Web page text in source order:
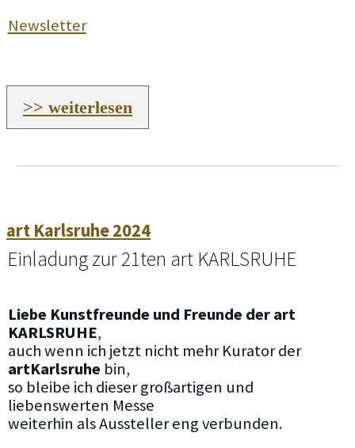
Newsletter
>> weiterlesen
art Karlsruhe 2024
Einladung zur 21ten art KARLSRUHE
Liebe Kunstfreunde und Freunde der art
KARLSRUHE,
auch wenn ich jetzt nicht mehr Kurator der
artKarlsruhe bin,
so bleibe ich dieser großartigen und
liebenswerten Messe
weiterhin als Aussteller eng verbunden.